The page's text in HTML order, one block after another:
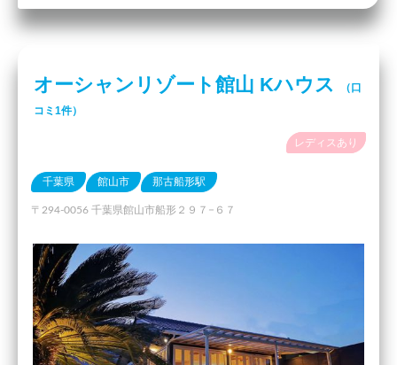
オーシャンリゾート館山 Kハウス
（口
コミ1件）
レディスあり
千葉県 館山市 那古船形駅
〒294-0056 千葉県館山市船形２９７−６７